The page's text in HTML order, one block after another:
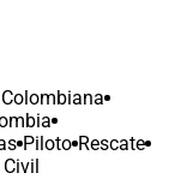
Piloto Rescate